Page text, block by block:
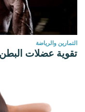
التمارين والرياضة
تقوية عضلات